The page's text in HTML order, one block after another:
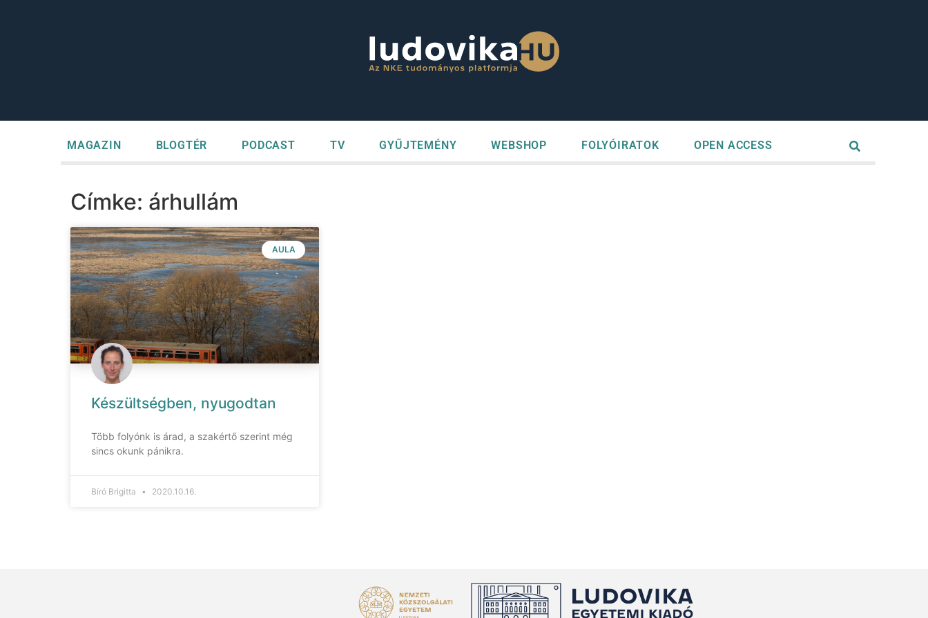
MAGAZIN BLOGTÉR PODCAST TV GYŰJTEMÉNY WEBSHOP FOLYÓIRATOK OPEN ACCESS
Címke: árhullám
AULA
Készültségben, nyugodtan
Több folyónk is árad, a szakértő szerint még
sincs okunk pánikra.
Bíró Brigitta 2020.10.16.